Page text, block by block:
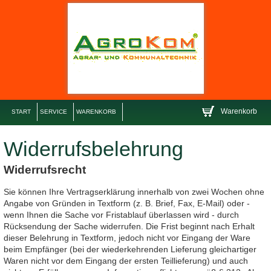
START SERVICE WARENKORB Warenkorb
Widerrufsbelehrung
Widerrufsrecht
Sie können Ihre Vertragserklärung innerhalb von zwei Wochen ohne
Angabe von Gründen in Textform (z. B. Brief, Fax, E-Mail) oder -
wenn Ihnen die Sache vor Fristablauf überlassen wird - durch
Rücksendung der Sache widerrufen. Die Frist beginnt nach Erhalt
dieser Belehrung in Textform, jedoch nicht vor Eingang der Ware
beim Empfänger (bei der wiederkehrenden Lieferung gleichartiger
Waren nicht vor dem Eingang der ersten Teillieferung) und auch